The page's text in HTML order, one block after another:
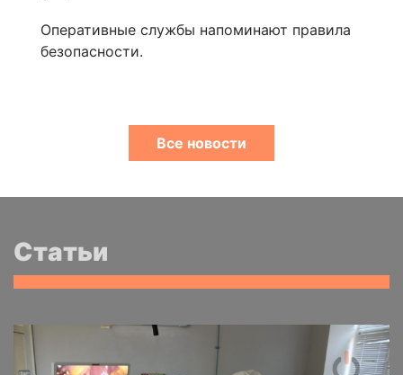
Оперативные службы напоминают правила
безопасности.
Все новости
Статьи